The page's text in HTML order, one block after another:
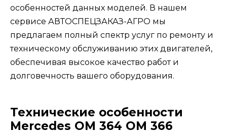
особенностей данных моделей. В нашем
сервисе АВТОСПЕЦЗАКАЗ-АГРО мы
предлагаем полный спектр услуг по ремонту и
техническому обслуживанию этих двигателей,
обеспечивая высокое качество работ и
долговечность вашего оборудования.
Технические особенности
Mercedes OM 364 OM 366